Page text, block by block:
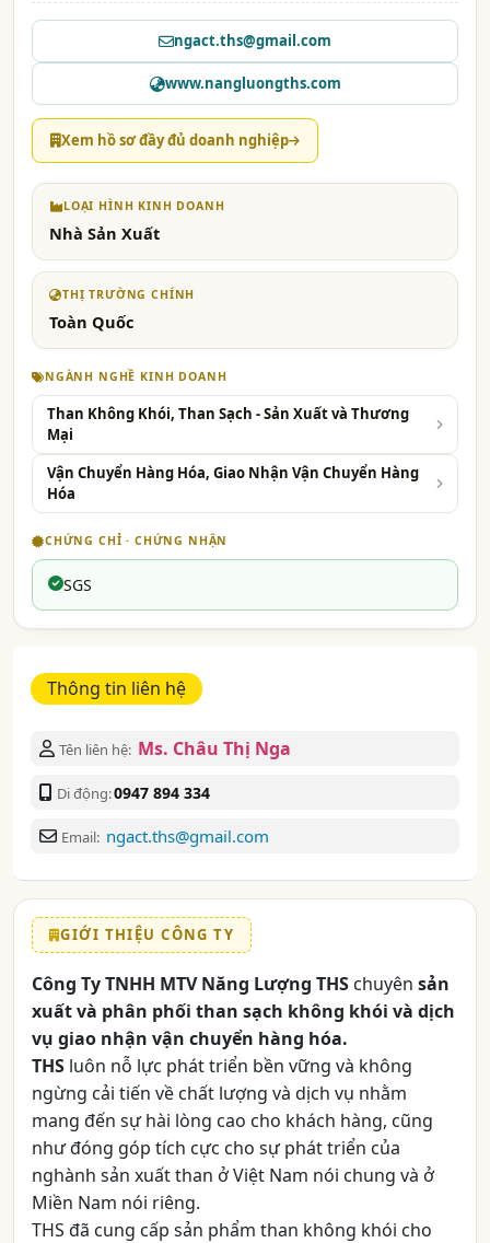
ngact.ths@gmail.com
www.nangluongths.com
Xem hồ sơ đầy đủ doanh nghiệp
LOẠI HÌNH KINH DOANH
Nhà Sản Xuất
THỊ TRƯỜNG CHÍNH
Toàn Quốc
NGÀNH NGHỀ KINH DOANH
Than Không Khói, Than Sạch - Sản Xuất và Thương
Mại
Vận Chuyển Hàng Hóa, Giao Nhận Vận Chuyển Hàng
Hóa
CHỨNG CHỈ · CHỨNG NHẬN
SGS
Thông tin liên hệ
Tên liên hệ: Ms. Châu Thị Nga
Di động:0947 894 334
Email: ngact.ths@gmail.com
GIỚI THIỆU CÔNG TY
Công Ty TNHH MTV Năng Lượng THS chuyên sản
xuất và phân phối than sạch không khói và dịch
vụ giao nhận vận chuyển hàng hóa.
THS luôn nỗ lực phát triển bền vững và không
ngừng cải tiến về chất lượng và dịch vụ nhằm
mang đến sự hài lòng cao cho khách hàng, cũng
như đóng góp tích cực cho sự phát triển của
nghành sản xuất than ở Việt Nam nói chung và ở
Miền Nam nói riêng.
THS đã cung cấp sản phẩm than không khói cho